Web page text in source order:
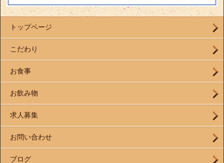
トップページ
こだわり
お食事
お飲み物
求人募集
お問い合わせ
ブログ